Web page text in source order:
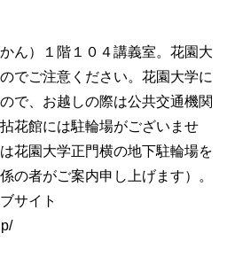
ん）１階１０４講義室。花園大
でご注意ください。花園大学に
で、お越しの際は公共交通機関
花館には駐輪場がございませ
花園大学正門横の地下駐輪場を
の者がご案内申し上げます）。
サイト